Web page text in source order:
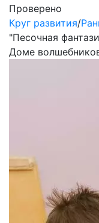
Проверено
Круг развития/
"Песочная
Доме